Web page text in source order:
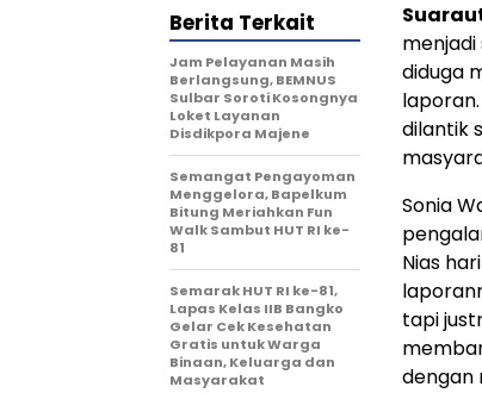
diduga
dilantik
Sonia
Nias
tapi
dengan
Berita Terkait
Jam Pelayanan Masih
Berlangsung, BEMNUS
Sulbar Soroti Kosongnya
Loket Layanan
Disdikpora Majene
Semangat Pengayoman
Menggelora, Bapelkum
Bitung Meriahkan Fun
Walk Sambut HUT RI ke-
81
Semarak HUT RI ke-81,
Lapas Kelas IIB Bangko
Gelar Cek Kesehatan
Gratis untuk Warga
Binaan, Keluarga dan
Masyarakat